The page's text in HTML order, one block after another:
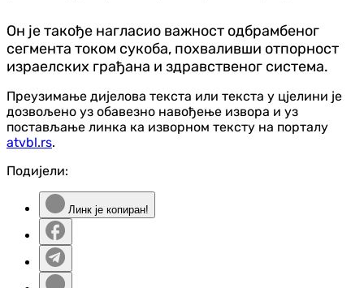
Он је такође нагласио важност одбрамбеног
сегмента током сукоба, похваливши отпорност
израелских грађана и здравственог система.
Преузимање дијелова текста или текста у цјелини је
дозвољено уз обавезно навођење извора и уз
постављање линка ка изворном тексту на порталу
atvbl.rs.
Подијели:
Линк је копиран!